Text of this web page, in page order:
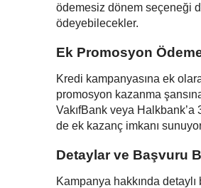
ödemesiz dönem seçeneği
ödeyebilecekler.
Ek Promosyon
Kredi kampanyasına ek
promosyon kazanma
VakıfBank veya Halkbank’a
de ek kazanç imkanı
Detaylar ve Başvuru
Kampanya hakkında